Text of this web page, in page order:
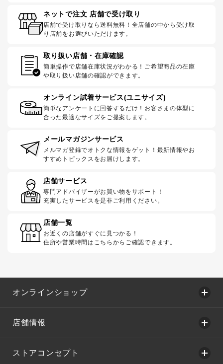
ネットで注文 店舗で受け取り
店舗で受け取りなら送料無料！全店舗の中から受け取
り店舗をお選びいただけます。
取り扱い店舗・在庫確認
簡単操作で店舗在庫状況がわかる！ご希望商品の在庫
や取り扱い店舗の確認ができます。
オンライン試着サービス(ユニサイズ)
簡単なアンケートに回答するだけ！お客さまの体型に
合った最適なサイズをご提案します。
メールマガジンサービス
メルマガ登録でオトクな情報をゲット！最新情報やお
すすめトピックスをお届けします。
店舗サービス
専門アドバイザーがお買い物をサポート！
充実したサービスを是非ご利用ください。
店舗一覧
お近くの店舗がすぐに見つかる！
住所や営業時間はこちらからご確認できます。
オンラインショップ
店舗情報
ストアコンセプト